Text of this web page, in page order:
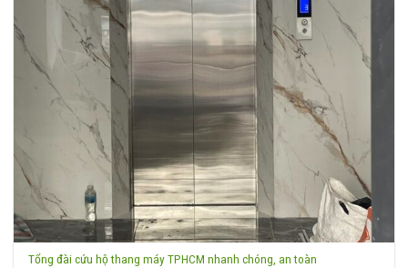
Tổng đài cứu hộ thang máy TPHCM nhanh chóng, an toàn